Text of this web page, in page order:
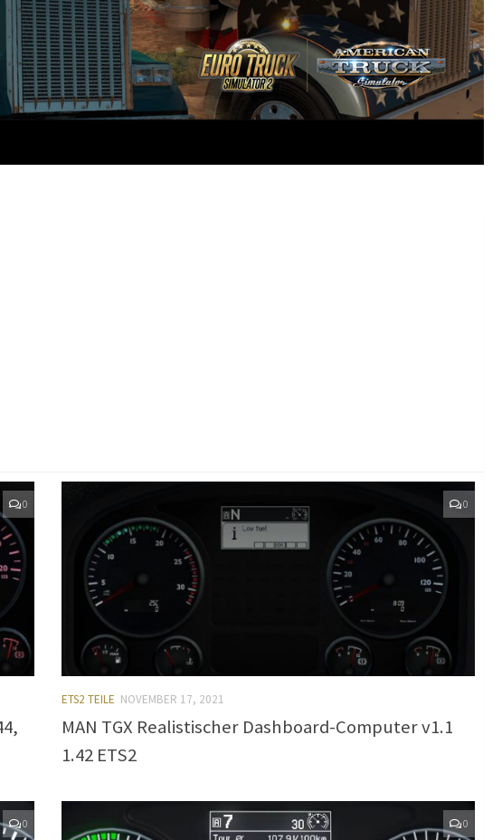
0 0
ETS2 TEILE NOVEMBER 17, 2021
MAN TGX Realistischer Dashboard-Computer v1.1
1.42 ETS2
0 0